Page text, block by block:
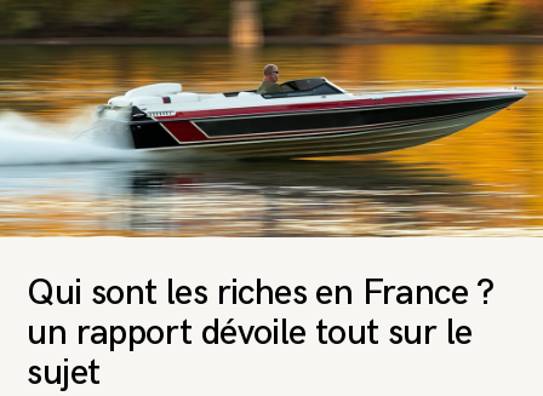
Qui sont les riches en France ?
un rapport dévoile tout sur le
sujet